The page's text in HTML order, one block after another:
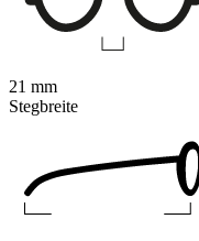
21 mm
Stegbreite